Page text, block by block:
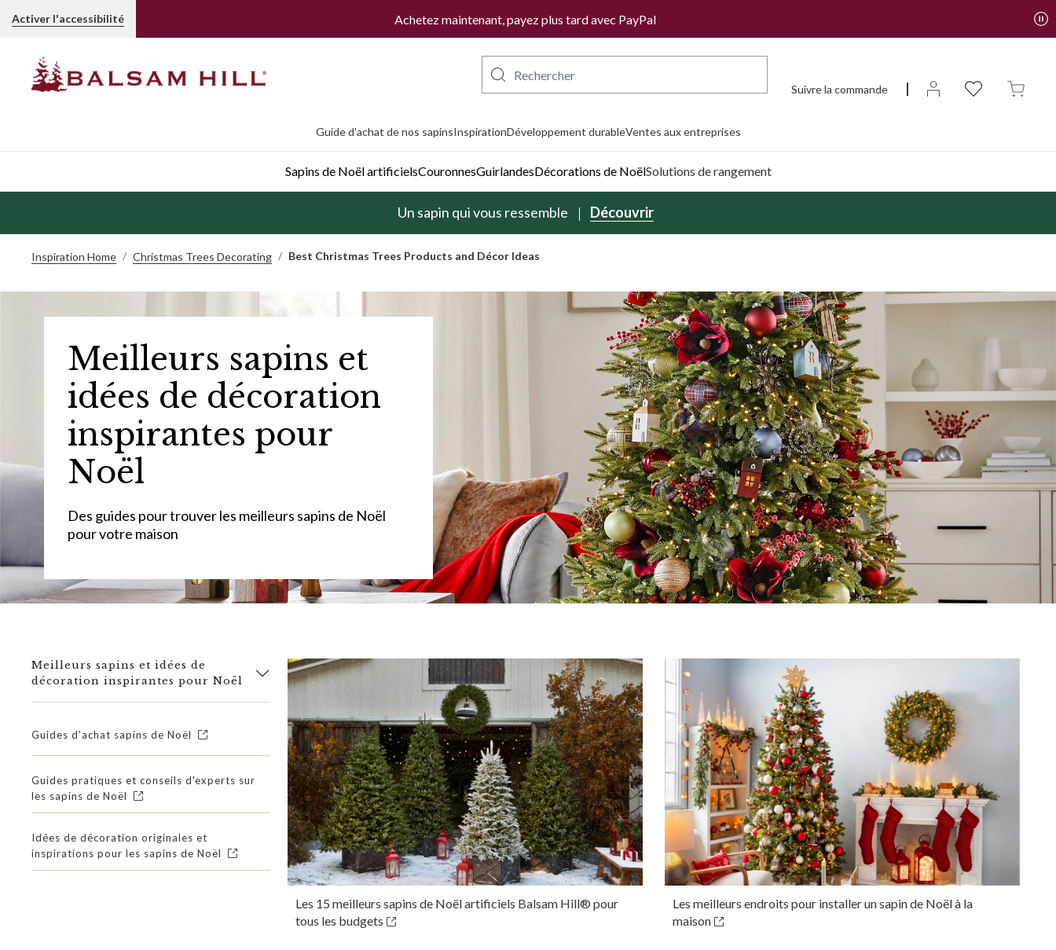
Activer l'accessibilité Achetez maintenant, payez plus tard avec PayPal
Suivre la commande
Guide d'achat de nos sapinsInspirationDéveloppement durableVentes aux entreprises
Sapins de Noël artificielsCouronnesGuirlandesDécorations de NoëlSolutions de rangement
Un sapin qui vous ressemble Découvrir
Inspiration Home Christmas Trees Decorating Best Christmas Trees Products and Décor Ideas
Meilleurs sapins et
idées de décoration
inspirantes pour
Noël
Des guides pour trouver les meilleurs sapins de Noël
pour votre maison
Meilleurs sapins et idées de
décoration inspirantes pour Noël
Guides d'achat sapins de Noël
Guides pratiques et conseils d'experts sur
les sapins de Noël
Idées de décoration originales et
inspirations pour les sapins de Noël
Les 15 meilleurs sapins de Noël artificiels Balsam Hill® pour
tous les budgets
Les meilleurs endroits pour installer un sapin de Noël à la
maison